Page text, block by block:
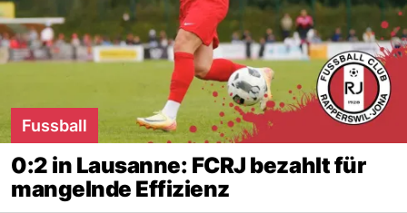
Fussball
0:2 in Lausanne: FCRJ bezahlt für
mangelnde Effizienz